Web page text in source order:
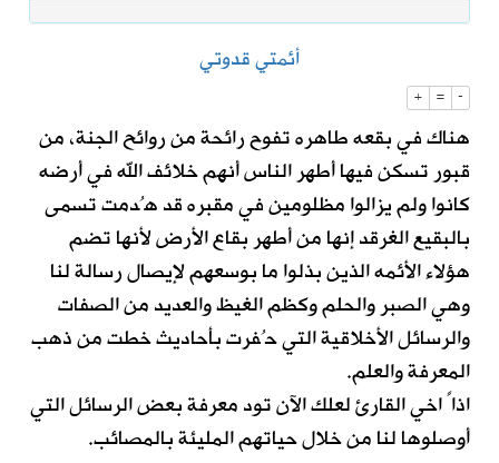
أئمتي قدوتي
+ = -
هناك في بقعه طاهره تفوح رائحة من روائح الجنة، من
قبور تسكن فيها أطهر الناس أنهم خلائف الله في أرضه
كانوا ولم يزالوا مظلومين في مقبره قد هُدمت تسمى
بالبقيع الغرقد إنها من أطهر بقاع الأرض لأنها تضم
هؤلاء الأئمه الذين بذلوا ما بوسعهم لإيصال رسالة لنا
وهي الصبر والحلم وكظم الغيظ والعديد من الصفات
والرسائل الأخلاقية التي حُفرت بأحاديث خطت من ذهب
المعرفة والعلم.
اذاً اخي القارئ لعلك الآن تود معرفة بعض الرسائل التي
أوصلوها لنا من خلال حياتهم المليئة بالمصائب.